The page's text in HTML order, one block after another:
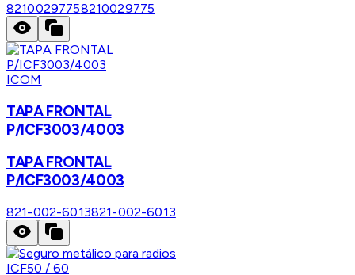
82100297758210029775
ICOM
TAPA FRONTAL
P/ICF3003/4003
TAPA FRONTAL
P/ICF3003/4003
821-002-6013821-002-6013